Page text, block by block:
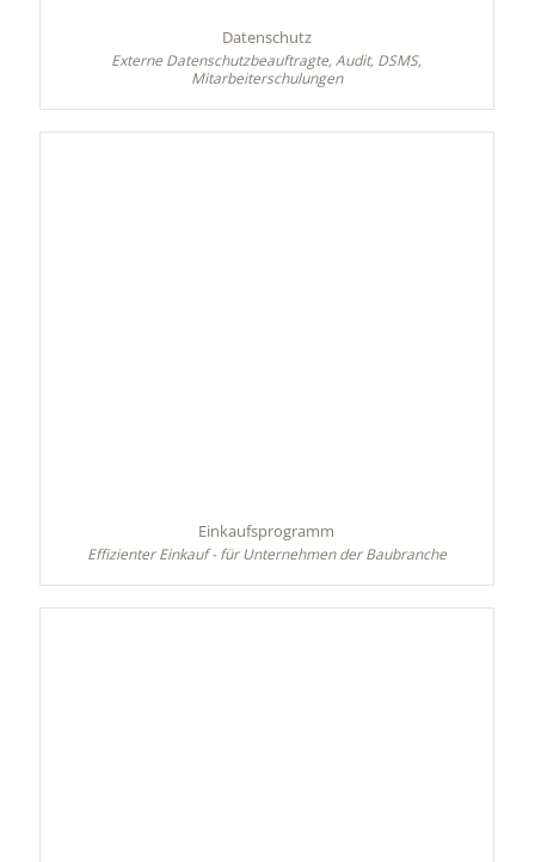
Datenschutz
Externe Datenschutzbeauftragte, Audit, DSMS,
Mitarbeiterschulungen
Einkaufsprogramm
Effizienter Einkauf - für Unternehmen der Baubranche